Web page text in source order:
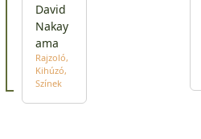
David
Nakay
ama
Rajzoló
Kihúzó
Színek